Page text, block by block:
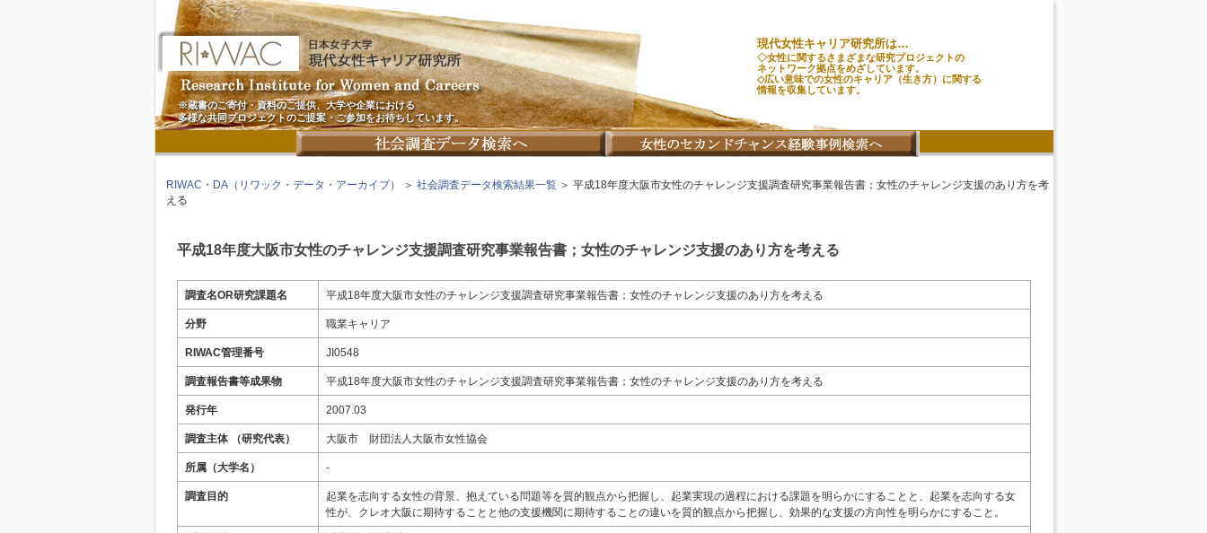
※蔵書のご寄付・資料のご提供、大学や企業における
多様な共同プロジェクトのご提案・ご参加をお待ちしています。
現代女性キャリア研究所は…
◇女性に関するさまざまな研究プロジェクトの
ネットワーク拠点をめざしています。
◇広い意味での女性のキャリア（生き方）に関する
情報を収集しています。
RIWAC・DA（リワック・データ・アーカイブ） ＞ 社会調査データ検索結果一覧＞ 平成18年度大阪市女性のチャレンジ支援調査研究事業報告書；女性のチャレンジ支援のあり方を考
える
平成18年度大阪市女性のチャレンジ支援調査研究事業報告書；女性のチャレンジ支援のあり方を考える
調査名OR研究課題名 平成18年度大阪市女性のチャレンジ支援調査研究事業報告書；女性のチャレンジ支援のあり方を考える
分野 職業キャリア
RIWAC管理番号 JI0548
調査報告書等成果物 平成18年度大阪市女性のチャレンジ支援調査研究事業報告書；女性のチャレンジ支援のあり方を考える
発行年 2007.03
調査主体 （研究代表） 大阪市 財団法人大阪市女性協会
所属（大学名） -
調査目的
起業を志向する女性の背景、抱えている問題等を質的観点から把握し、起業実現の過程における課題を明らかにすることと、起業を志向する女
性が、クレオ大阪に期待することと他の支援機関に期待することの違いを質的観点から把握し、効果的な支援の方向性を明らかにすること。